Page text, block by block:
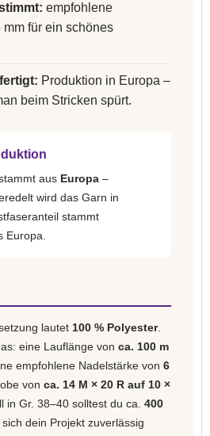
empfohlene
mm für ein schönes
Produktion in Europa –
beim Stricken spürt.
aus Europa –
wird das Garn in
stammt
Europa.
lautet 100 % Polyester.
eine Lauflänge von ca. 100 m
empfohlene Nadelstärke von 6
von ca. 14 M × 20 R auf 10 ×
in Gr. 38–40 solltest du ca. 400
dein Projekt zuverlässig